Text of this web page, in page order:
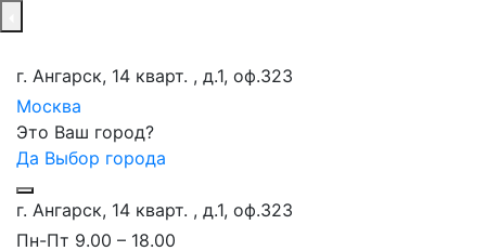
г. Ангарск, 14 кварт. , д.1, оф.323
Москва
Это Ваш город?
Да Выбор города
г. Ангарск, 14 кварт. , д.1, оф.323
Пн-Пт 9.00 – 18.00